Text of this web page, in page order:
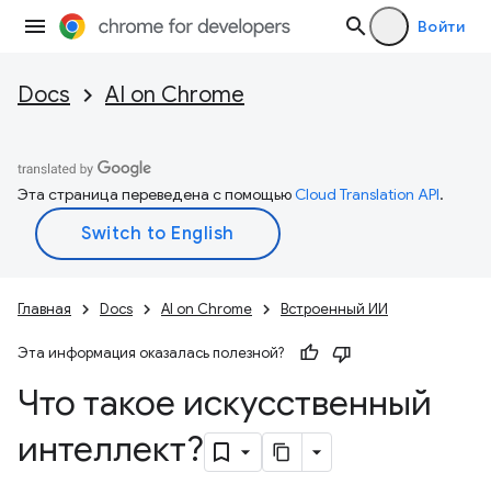
Войти
Docs AI on Chrome
Эта страница переведена с помощьюCloud Translation API.
Главная Docs AI on Chrome Встроенный ИИ
Эта информация оказалась полезной?
Что такое искусственный
интеллект?